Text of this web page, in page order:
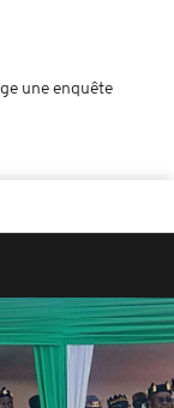
une enquête